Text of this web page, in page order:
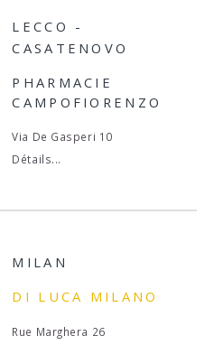
LECCO -
CASATENOVO
PHARMACIE
CAMPOFIORENZO
Via De Gasperi 10
Détails...
MILAN
DI LUCA MILANO
Rue Marghera 26